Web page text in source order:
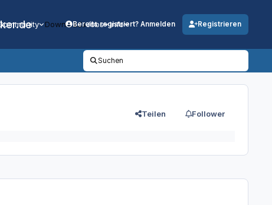
DownloadsJobs Info
Bereits registriert? Anmelden Registrieren
Suchen
Teilen Follower